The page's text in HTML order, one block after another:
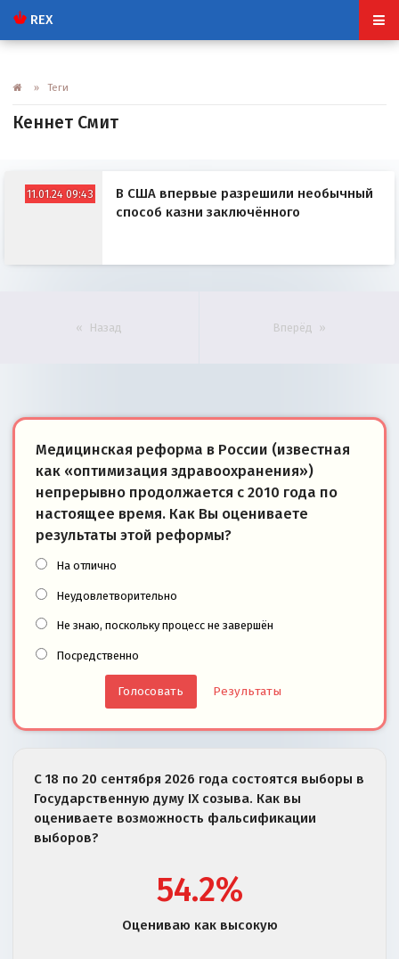
REX
» Теги
Кеннет Смит
11.01.24 09:43
В США впервые разрешили необычный
способ казни заключённого
Назад Вперёд
Медицинская реформа в России (известная
как «оптимизация здравоохранения»)
непрерывно продолжается с 2010 года по
настоящее время. Как Вы оцениваете
результаты этой реформы?
На отлично
Неудовлетворительно
Не знаю, поскольку процесс не завершён
Посредственно
Результаты
С 18 по 20 сентября 2026 года состоятся выборы в
Государственную думу IX созыва. Как вы
оцениваете возможность фальсификации
выборов?
54.2%
Оцениваю как высокую